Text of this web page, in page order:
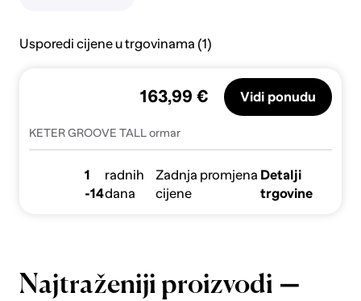
Usporedi cijene u trgovinama (1)
KETER GROOVE TALL ormar
163,99 € Vidi ponudu
1
-14
radnih
dana
Zadnja promjena
cijene
Detalji
trgovine
Najtraženiji proizvodi —